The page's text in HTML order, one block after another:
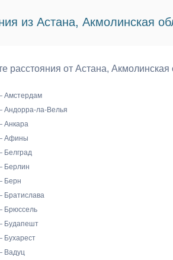
из Астана, Акмолинская
расстояния от Астана,
Амстердам
Андорра-ла-Велья
Анкара
Афины
Белград
Берлин
Берн
Братислава
Брюссель
Будапешт
Бухарест
Вадуц